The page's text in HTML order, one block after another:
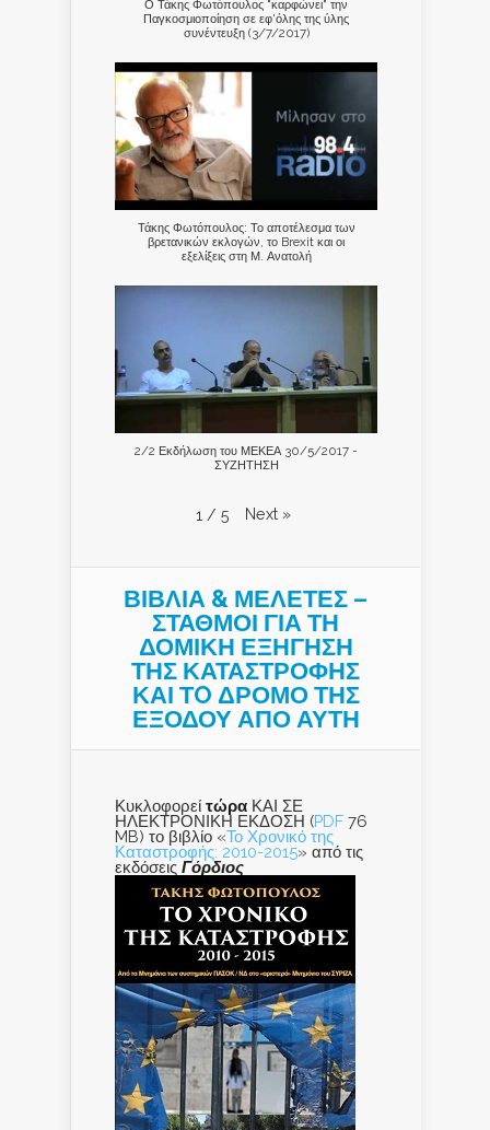
Ο Τάκης Φωτόπουλος "καρφώνει" την
Παγκοσμιοποίηση σε εφ'όλης της ύλης
συνέντευξη (3/7/2017)
Τάκης Φωτόπουλος: Το αποτέλεσμα των
βρετανικών εκλογών, το Brexit και οι
εξελίξεις στη Μ. Ανατολή
2/2 Εκδήλωση του ΜΕΚΕΑ 30/5/2017 -
ΣΥΖΗΤΗΣΗ
1 / 5 Next »
ΒΙΒΛΙΑ & ΜΕΛΕΤΕΣ –
ΣΤΑΘΜΟΙ ΓΙΑ ΤΗ
ΔΟΜΙΚΗ ΕΞΗΓΗΣΗ
ΤΗΣ ΚΑΤΑΣΤΡΟΦΗΣ
ΚΑΙ ΤO ΔΡΟΜΟ ΤΗΣ
ΕΞΟΔΟΥ ΑΠΟ ΑΥΤΗ
Κυκλοφορεί τώρα ΚΑΙ ΣΕ
ΗΛΕΚΤΡΟΝΙΚΗ ΕΚΔΟΣΗ (PDF 76
MB) το βιβλίο «Το Χρονικό της
Καταστροφής: 2010-2015» από τις
εκδόσεις Γόρδιος